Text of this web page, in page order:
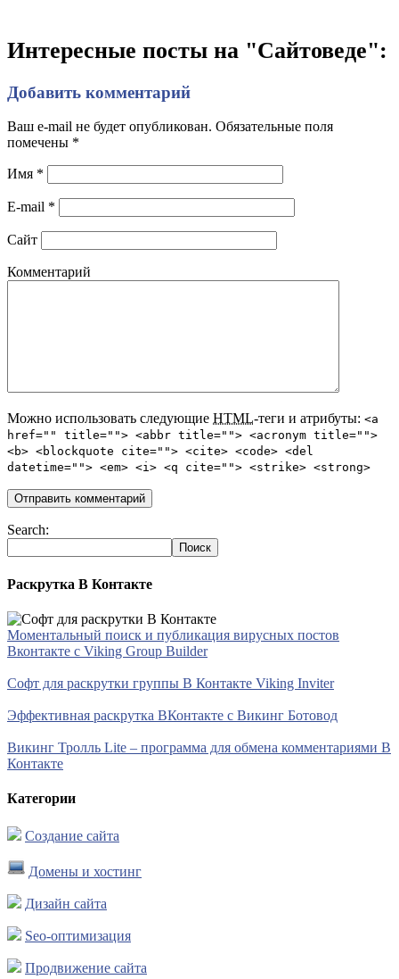
Интересные посты на "Сайтоведе":
Добавить комментарий
Ваш e-mail не будет опубликован. Обязательные поля
помечены *
Имя *
E-mail *
Сайт
Комментарий
Можно использовать следующие HTML-теги и атрибуты: <a
href="" title=""> <abbr title=""> <acronym title="">
<b> <blockquote cite=""> <cite> <code> <del
datetime=""> <em> <i> <q cite=""> <strike> <strong>
Search:
Раскрутка В Контакте
Моментальный поиск и публикация вирусных постов
Вконтакте с Viking Group Builder
Софт для раскрутки группы В Контакте Viking Inviter
Эффективная раскрутка ВКонтакте с Викинг Ботовод
Викинг Тролль Lite – программа для обмена комментариями В
Контакте
Категории
Создание сайта
Домены и хостинг
Дизайн сайта
Seo-оптимизация
Продвижение сайта